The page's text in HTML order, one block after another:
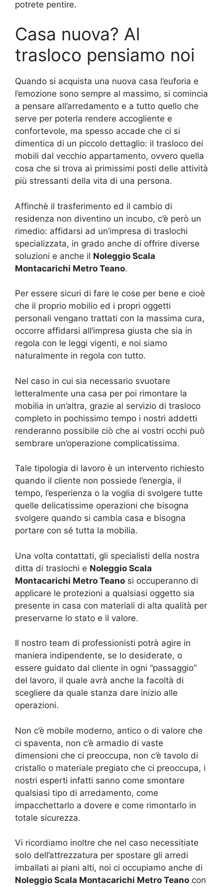
potrete pentire.
Casa nuova? Al
trasloco pensiamo noi
Quando si acquista una nuova casa l’euforia e
l’emozione sono sempre al massimo, si comincia
a pensare all’arredamento e a tutto quello che
serve per poterla rendere accogliente e
confortevole, ma spesso accade che ci si
dimentica di un piccolo dettaglio: il trasloco dei
mobili dal vecchio appartamento, ovvero quella
cosa che si trova ai primissimi posti delle attività
più stressanti della vita di una persona.
Affinchè il trasferimento ed il cambio di
residenza non diventino un incubo, c’è però un
rimedio: affidarsi ad un’impresa di traslochi
specializzata, in grado anche di offrire diverse
soluzioni e anche il Noleggio Scala
Montacarichi Metro Teano.
Per essere sicuri di fare le cose per bene e cioè
che il proprio mobilio ed i propri oggetti
personali vengano trattati con la massima cura,
occorre affidarsi all’impresa giusta che sia in
regola con le leggi vigenti, e noi siamo
naturalmente in regola con tutto.
Nel caso in cui sia necessario svuotare
letteralmente una casa per poi rimontare la
mobilia in un’altra, grazie al servizio di trasloco
completo in pochissimo tempo i nostri addetti
renderanno possibile ciò che ai vostri occhi può
sembrare un’operazione complicatissima.
Tale tipologia di lavoro è un intervento richiesto
quando il cliente non possiede l’energia, il
tempo, l’esperienza o la voglia di svolgere tutte
quelle delicatissime operazioni che bisogna
svolgere quando si cambia casa e bisogna
portare con sé tutta la mobilia.
Una volta contattati, gli specialisti della nostra
ditta di traslochi e Noleggio Scala
Montacarichi Metro Teano si occuperanno di
applicare le protezioni a qualsiasi oggetto sia
presente in casa con materiali di alta qualità per
preservarne lo stato e il valore.
Il nostro team di professionisti potrà agire in
maniera indipendente, se lo desiderate, o
essere guidato dal cliente in ogni “passaggio”
del lavoro, il quale avrà anche la facoltà di
scegliere da quale stanza dare inizio alle
operazioni.
Non c’è mobile moderno, antico o di valore che
ci spaventa, non c’è armadio di vaste
dimensioni che ci preoccupa, non c’è tavolo di
cristallo o materiale pregiato che ci preoccupa, i
nostri esperti infatti sanno come smontare
qualsiasi tipo di arredamento, come
impacchettarlo a dovere e come rimontarlo in
totale sicurezza.
Vi ricordiamo inoltre che nel caso necessitiate
solo dell’attrezzatura per spostare gli arredi
imballati ai piani alti, noi ci occupiamo anche di
Noleggio Scala Montacarichi Metro Teano con